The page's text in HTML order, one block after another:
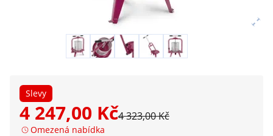
Slevy
4 247,00 Kč4 323,00 Kč
Omezená nabídka